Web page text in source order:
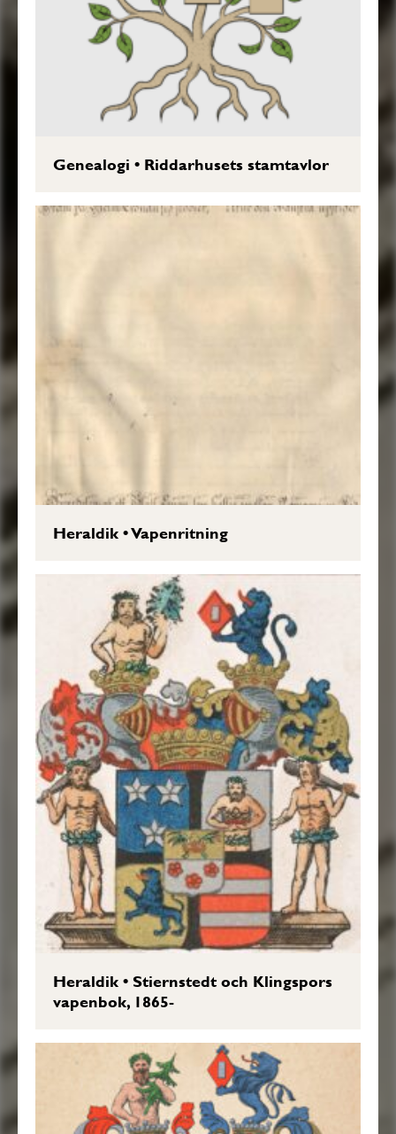
Genealogi • Riddarhusets stamtavlor
Heraldik•Vapenritning
Heraldik•Stiernstedt och Klingspors
vapenbok, 1865-